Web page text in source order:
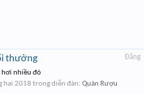
Đăng
thưởng
hơi nhiều đó
hai 2018 trong diễn đàn: Quán Rượu